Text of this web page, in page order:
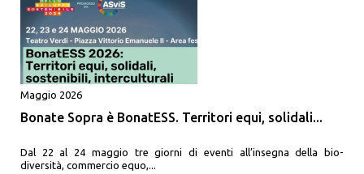
Maggio 2026
Bonate Sopra è BonatESS. Territori equi, solidali...
Dal 22 al 24 maggio tre giorni di eventi all’insegna della bio-
diversità, commercio equo,...